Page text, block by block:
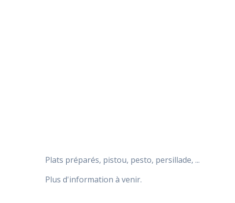
Plats préparés, pistou, pesto, persillade, ...
Plus d'information à venir.